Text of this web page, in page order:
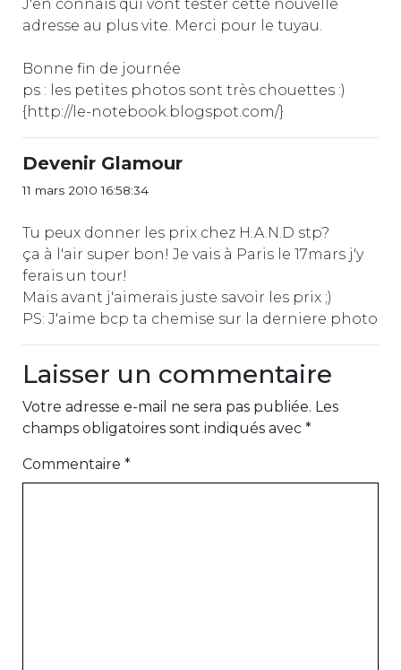
J'en connais qui vont tester cette nouvelle
adresse au plus vite. Merci pour le tuyau.
Bonne fin de journée
ps : les petites photos sont très chouettes :)
{http://le-notebook.blogspot.com/}
Devenir Glamour
11 mars 2010 16:58:34
Tu peux donner les prix chez H.A.N.D stp?
ça à l'air super bon! Je vais à Paris le 17mars j'y
ferais un tour!
Mais avant j'aimerais juste savoir les prix ;)
PS: J'aime bcp ta chemise sur la derniere photo
Laisser un commentaire
Votre adresse e-mail ne sera pas publiée. Les
champs obligatoires sont indiqués avec *
Commentaire *